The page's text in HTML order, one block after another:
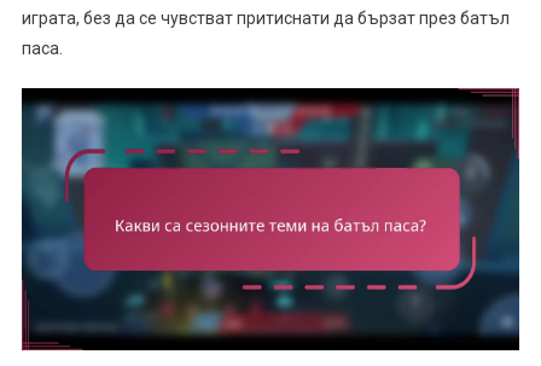
играта, без да се чувстват притиснати да бързат през батъл
паса.